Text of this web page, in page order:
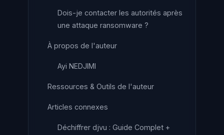
Dois-je contacter les autorités après
une attaque ransomware ?
À propos de l'auteur
Ayi NEDJIMI
Ressources & Outils de l'auteur
Articles connexes
Déchiffrer djvu : Guide Complet +